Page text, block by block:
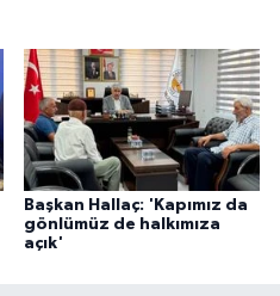
Başkan Hallaç: 'Kapımız da
gönlümüz de halkımıza
açık'